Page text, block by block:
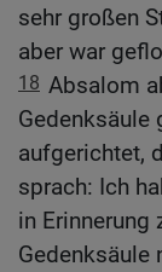
sehr großen
aber war
18 Absalom
Gedenksäule
aufgerichtet,
sprach: Ich
in Erinnerung
Gedenksäule